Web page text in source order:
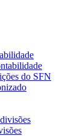
do SFN